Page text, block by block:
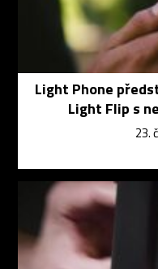
Light Phone
Light Flip s
23.